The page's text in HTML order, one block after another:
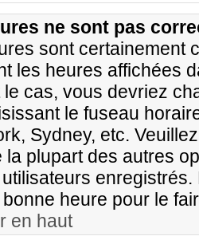
ne sont pas
sont certainement
les heures affichées
le cas, vous devriez
le fuseau
Sydney, etc.
la plupart des autres
heure pour le
en haut